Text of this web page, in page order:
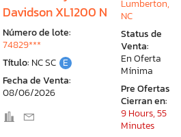
Davidson XL1200 N
Número de lote:
74829***
Título: NC SC E
Fecha de Venta:
08/06/2026
Lumberton,
NC
Status de
Venta:
En Oferta
Mínima
Pre Ofertas
Cierran en:
9 Hours, 55
Minutes